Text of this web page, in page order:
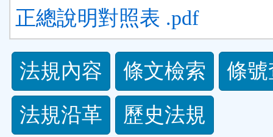
正總說明對照表 .pdf
法
規
功
法規內容 條文檢索
條
法規沿革
歷史法規